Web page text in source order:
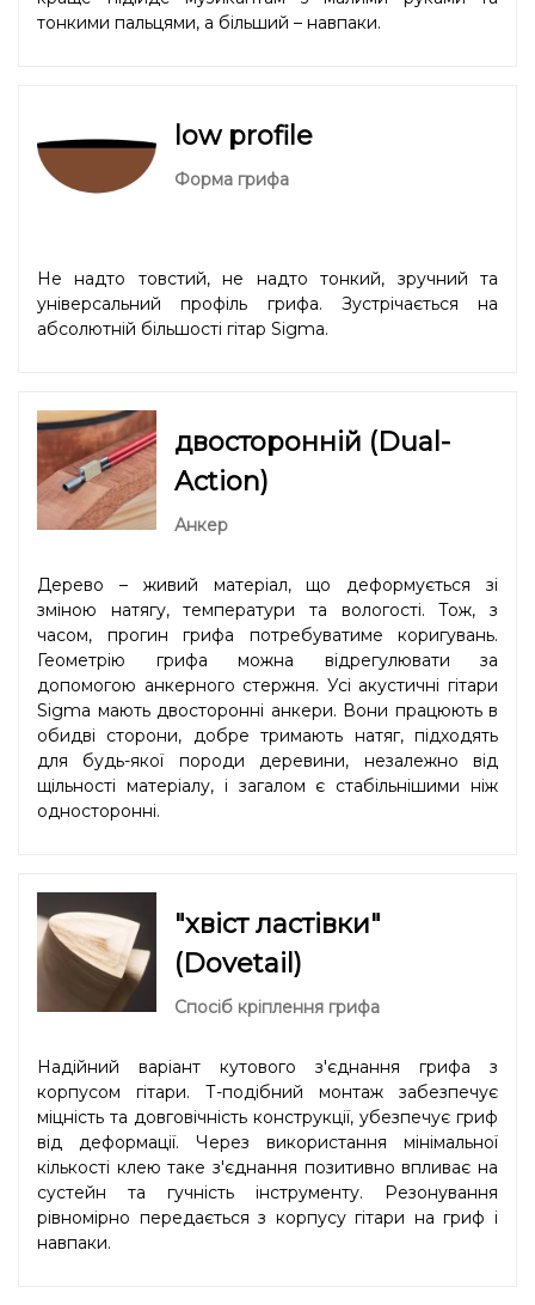
тонкими пальцями, а більший – навпаки.
low profile
Форма грифа
Не надто товстий, не надто тонкий, зручний та
універсальний профіль грифа. Зустрічається на
абсолютній більшості гітар Sigma.
двосторонній (Dual-
Action)
Анкер
Дерево – живий матеріал, що деформується зі
зміною натягу, температури та вологості. Тож, з
часом, прогин грифа потребуватиме коригувань.
Геометрію грифа можна відрегулювати за
допомогою анкерного стержня. Усі акустичні гітари
Sigma мають двосторонні анкери. Вони працюють в
обидві сторони, добре тримають натяг, підходять
для будь-якої породи деревини, незалежно від
щільності матеріалу, і загалом є стабільнішими ніж
односторонні.
"хвіст ластівки"
(Dovetail)
Спосіб кріплення грифа
Надійний варіант кутового з'єднання грифа з
корпусом гітари. Т-подібний монтаж забезпечує
міцність та довговічність конструкції, убезпечує гриф
від деформації. Через використання мінімальної
кількості клею таке з'єднання позитивно впливає на
сустейн та гучність інструменту. Резонування
рівномірно передається з корпусу гітари на гриф і
навпаки.